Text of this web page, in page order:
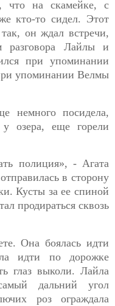
что на скамейке, с
кто-то сидел. Этот
он ждал встречи,
разговора Лайлы и
при упоминании
упоминании Велмы
немного посидела,
у озера, еще горели
полиция», - Агата
в сторону
Кусты за ее спиной
продираться сквозь
Она боялась идти
идти по дорожке
глаз выколи. Лайла
дальний угол
роз ограждала